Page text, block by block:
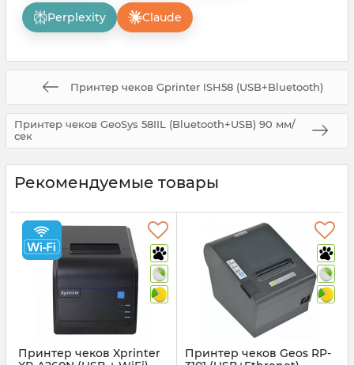
Perplexity Claude
Принтер чеков Gprinter ISH58 (USB+Bluetooth)
Принтер чеков GeoSys 58IIL (Bluetooth+USB) 90 мм/
сек
Рекомендуемые товары
Принтер чеков Xprinter
Принтер чеков Geos RP-